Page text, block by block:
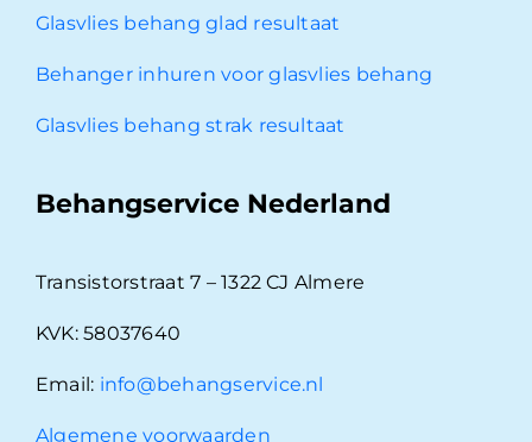
Glasvlies behang glad resultaat
Behanger inhuren voor glasvlies behang
Glasvlies behang strak resultaat
Behangservice Nederland
Transistorstraat 7 – 1322 CJ Almere
KVK: 58037640
Email: info@behangservice.nl
Algemene voorwaarden